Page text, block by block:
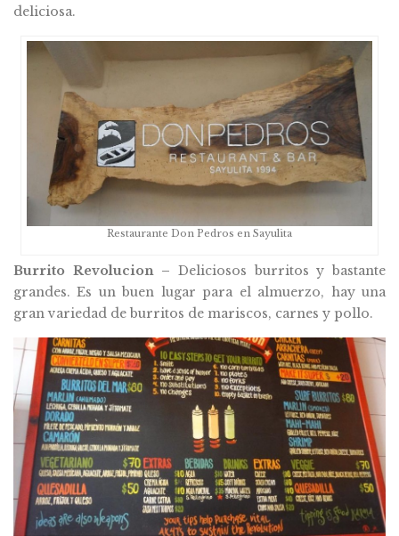
deliciosa.
Restaurante Don Pedros en Sayulita
Burrito Revolucion – Deliciosos burritos y bastante
grandes. Es un buen lugar para el almuerzo, hay una
gran variedad de burritos de mariscos, carnes y pollo.